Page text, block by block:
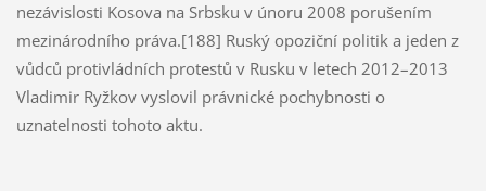
nezávislosti Kosova na Srbsku v únoru 2008 porušením
mezinárodního práva.[188] Ruský opoziční politik a jeden z
vůdců protivládních protestů v Rusku v letech 2012–2013
Vladimir Ryžkov vyslovil právnické pochybnosti o
uznatelnosti tohoto aktu.